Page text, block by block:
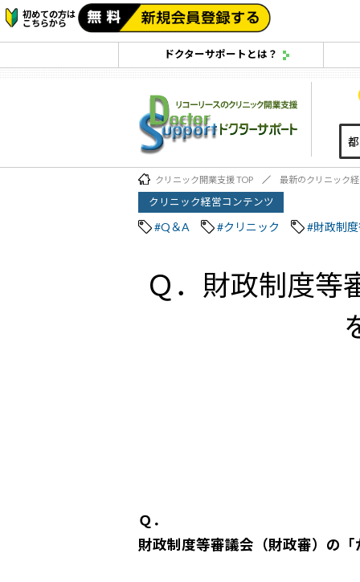
初めての方は
こちらから
ドクターサポートとは？
クリニック開業支援 TOP 最新のクリニック
クリニック経営コンテンツ
#Q＆A #クリニック #財政制
Ｑ．財政制度等
Ｑ．
財政制度等審議会（財政審）の